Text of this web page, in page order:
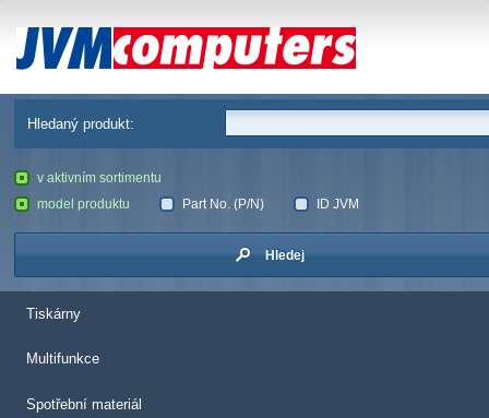
JVM Computers
Hledaný produkt:
v aktivním sortimentu
model produktu
Part No. (P/N) ID JVM
Hledej
Tiskárny
Multifunkce
Spotřební materiál